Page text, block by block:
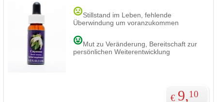
Stillstand im Leben, fehlende
Überwindung um voranzukommen
Mut zu Veränderung, Bereitschaft zur
persönlichen Weiterentwicklung
€ 9,10